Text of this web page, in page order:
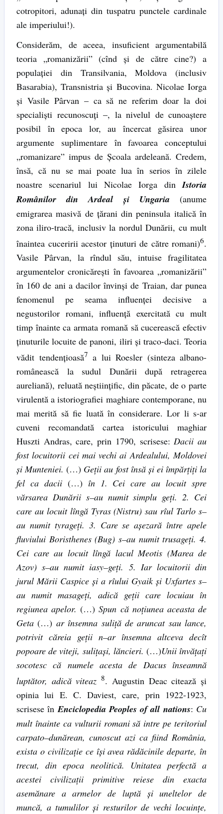
cotropitori, adunaţi din tuspatru punctele cardinale
ale imperiului!).
Considerăm, de aceea, insuficient argumentabilă
teoria „romanizării” (cînd și de către cine?) a
populaţiei din Transilvania, Moldova (inclusiv
Basarabia), Transnistria şi Bucovina. Nicolae Iorga
şi Vasile Pârvan – ca să ne referim doar la doi
specialişti recunoscuţi –, la nivelul de cunoaştere
posibil în epoca lor, au încercat găsirea unor
argumente suplimentare în favoarea conceptului
„romanizare” impus de Şcoala ardeleană. Credem,
însă, că nu se mai poate lua în serios în zilele
noastre scenariul lui Nicolae Iorga dinIstoria
Românilor din Ardeal şi Ungaria (anume
emigrarea masivă de ţărani din peninsula italică în
zona iliro-tracă, inclusiv la nordul Dunării, cu mult
înaintea cuceririi acestor ţinuturi de către romani)6.
Vasile Pârvan, la rîndul său, intuise fragilitatea
argumentelor cronicăreşti în favoarea „romanizării”
în 160 de ani a dacilor învinşi de Traian, dar punea
fenomenul pe seama influenţei decisive a
negustorilor romani, influenţă exercitată cu mult
timp înainte ca armata romană să cucerească efectiv
ţinuturile locuite de panoni, iliri şi traco-daci. Teoria
vădit tendenţioasă7 a lui Roesler (sinteza albano-
românească la sudul Dunării după retragerea
aureliană), reluată neştiinţific, din păcate, de o parte
virulentă a istoriografiei maghiare contemporane, nu
mai merită să fie luată în considerare. Lor li s-ar
cuveni recomandată cartea istoricului maghiar
Huszti Andras, care, prin 1790, scrisese:Dacii au
fost locuitorii cei mai vechi ai Ardealului, Moldovei
şi Munteniei.(…) Geţii au fost însă şi ei împărţiţi la
fel ca dacii (…)în 1. Cei care au locuit spre
vărsarea Dunării s–au numit simplu geţi. 2. Cei
care au locuit lîngă Tyras (Nistru) sau rîul Tarlo s–
au numit tyrageţi. 3. Care se aşezară între apele
fluviului Boristhenes (Bug) s–au numit trusageţi. 4.
Cei care au locuit lîngă lacul Meotis (Marea de
Azov) s–au numit iasy–geţi. 5. Iar locuitorii din
jurul Mării Caspice şi a rîului Gyaik şi Uxfartes s–
au numit masageţi, adică geţii care locuiau în
regiunea apelor.(…)Spun că noţiunea aceasta de
Geta(…) ar însemna suliţă de aruncat sau lance,
potrivit căreia geţii n–ar însemna altceva decît
popoare de viteji, suliţaşi, lăncieri. (…)Unii învăţaţi
socotesc că numele acesta de Dacus înseamnă
luptător, adică viteaz8. Augustin Deac citează şi
opinia lui E. C. Daviest, care, prin 1922-1923,
scrisese înEnciclopedia Peoples of all nations: Cu
mult înainte ca vulturii romani să intre pe teritoriul
carpato–dunărean, cunoscut azi ca fiind România,
exista o civilizaţie ce îşi avea rădăcinile departe, în
trecut, din epoca neolitică. Unitatea perfectă a
acestei civilizaţii primitive reiese din exacta
asemănare a armelor de luptă şi uneltelor de
muncă, a tumulilor şi resturilor de vechi locuinţe,